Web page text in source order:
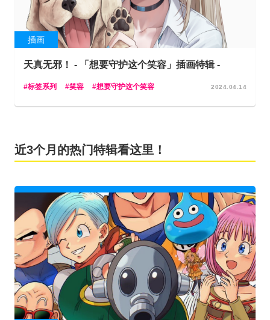
插画
天真无邪！ - 「想要守护这个笑容」插画特辑 -
标签系列 笑容 想要守护这个笑容 2024.04.14
近3个月的热门特辑看这里！